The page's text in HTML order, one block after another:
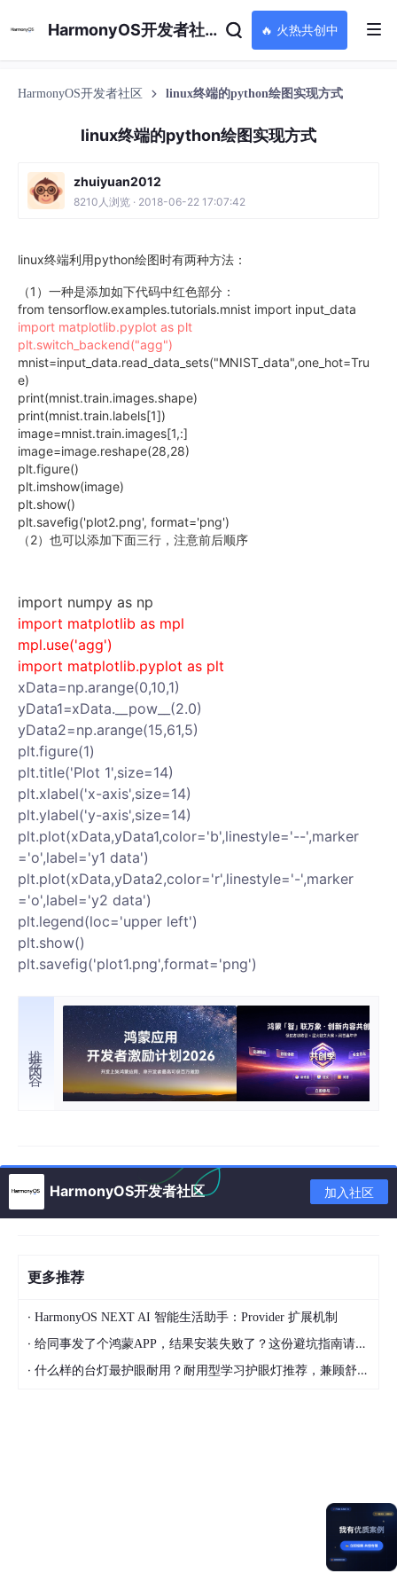
HarmonyOS开发者社区 🔥 火热共创中
HarmonyOS开发者社区 linux终端的python绘图实现方式
linux终端的python绘图实现方式
zhuiyuan2012
8210人浏览 · 2018-06-22 17:07:42
linux终端利用python绘图时有两种方法：
（1）一种是添加如下代码中红色部分：
from tensorflow.examples.tutorials.mnist import input_data
import matplotlib.pyplot as plt
plt.switch_backend("agg")
mnist=input_data.read_data_sets("MNIST_data",one_hot=Tru
e)
print(mnist.train.images.shape)
print(mnist.train.labels[1])
image=mnist.train.images[1,:]
image=image.reshape(28,28)
plt.figure()
plt.imshow(image)
plt.show()
plt.savefig('plot2.png', format='png')
（2）也可以添加下面三行，注意前后顺序
import numpy as np
import matplotlib as mpl
mpl.use('agg')
import matplotlib.pyplot as plt
xData=np.arange(0,10,1)
yData1=xData.__pow__(2.0)
yData2=np.arange(15,61,5)
plt.figure(1)
plt.title('Plot 1',size=14)
plt.xlabel('x-axis',size=14)
plt.ylabel('y-axis',size=14)
plt.plot(xData,yData1,color='b',linestyle='--',marker
='o',label='y1 data')
plt.plot(xData,yData2,color='r',linestyle='-',marker
='o',label='y2 data')
plt.legend(loc='upper left')
plt.show()
plt.savefig('plot1.png',format='png')
推荐内容
HarmonyOS开发者社区 加入社区
更多推荐
· HarmonyOS NEXT AI 智能生活助手：Provider 扩展机制
· 给同事发了个鸿蒙APP，结果安装失败了？这份避坑指南请收好
· 什么样的台灯最护眼耐用？耐用型学习护眼灯推荐，兼顾舒适与长久使用